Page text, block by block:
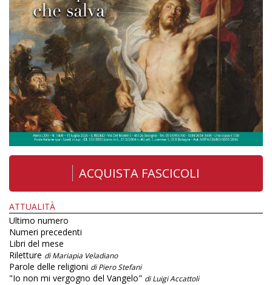
ACQUISTA FASCICOLI
ATTUALITÀ
Ultimo numero
Numeri precedenti
Libri del mese
Riletture di Mariapia Veladiano
Parole delle religioni di Piero Stefani
"Io non mi vergogno del Vangelo" di Luigi Accattoli